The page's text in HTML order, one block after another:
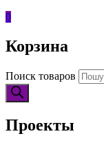
0
Корзина
Поиск товаров
Проекты